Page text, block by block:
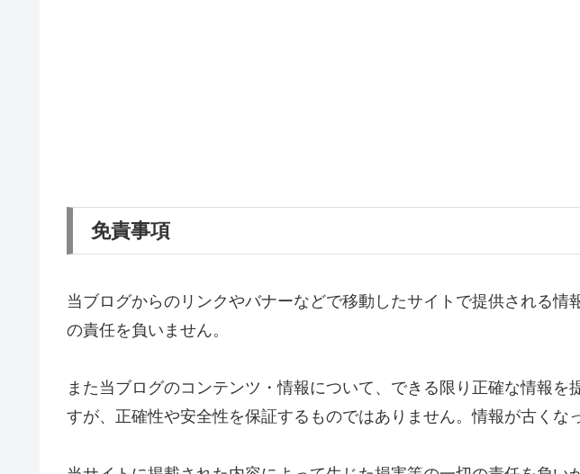
免責事項
当ブログからのリンクやバナーなどで移動したサイトで提供される情
の責任を負いません。
また当ブログのコンテンツ・情報について、できる限り正確な情報を
すが、正確性や安全性を保証するものではありません。情報が古くな